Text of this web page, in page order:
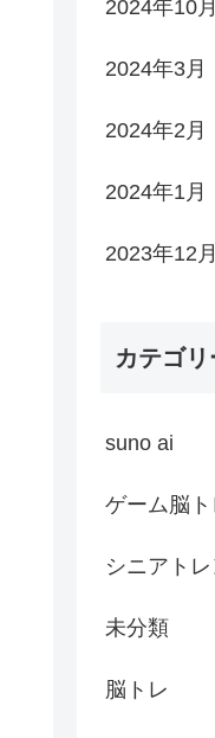
2024年10月
2024年3月
2024年2月
2024年1月
2023年12月
カテゴリ
suno ai
ゲーム脳ト
シニアト
未分類
脳トレ